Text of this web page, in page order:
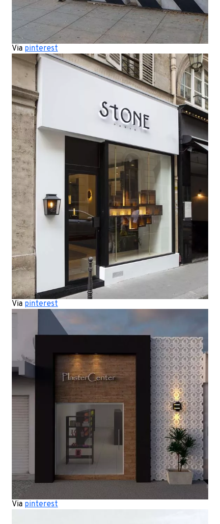
Via pinterest
Via pinterest
Via pinterest